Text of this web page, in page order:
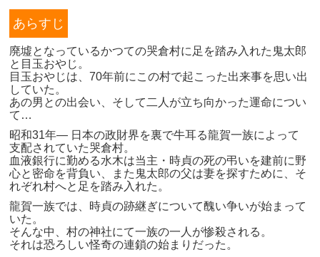
あらすじ
廃墟となっているかつての哭倉村に足を踏み入れた鬼太郎
と目玉おやじ。
目玉おやじは、70年前にこの村で起こった出来事を思い出
していた。
あの男との出会い、そして二人が立ち向かった運命につい
て…
昭和31年― 日本の政財界を裏で牛耳る龍賀一族によって
支配されていた哭倉村。
血液銀行に勤める水木は当主・時貞の死の弔いを建前に野
心と密命を背負い、また鬼太郎の父は妻を探すために、そ
れぞれ村へと足を踏み入れた。
龍賀一族では、時貞の跡継ぎについて醜い争いが始まって
いた。
そんな中、村の神社にて一族の一人が惨殺される。
それは恐ろしい怪奇の連鎖の始まりだった。